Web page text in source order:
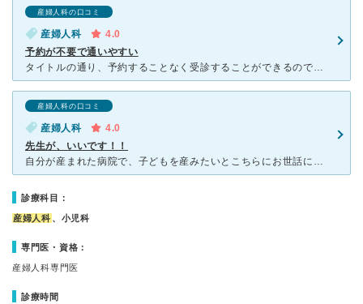
産婦人科の口コミ
産婦人科
4.0
予約が不要で通いやすい
タイトルの通り、予約することなく受診することができるので通うのが苦じゃありません。待ち時間も比較的短いです。また、診察するほどのことじゃないとき(生理が来たという報告など)は電話で先生に伝えて指示を受
産婦人科の口コミ
産婦人科
4.0
先生が、いいです！！
自分が産まれた病院で、子どもを産みたいとこちらにお世話になることにしました。 初期に2回、安定期に入ってからも1回出血していたので、嬉しい反面、不安な気持ちをかかえ、敏感にもなっていました。
診療科目：
産婦人科 、小児科
専門医・資格：
産婦人科専門医
診療時間